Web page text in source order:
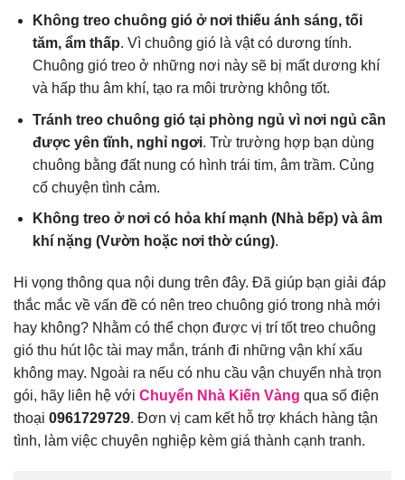
Không treo chuông gió ở nơi thiếu ánh sáng, tối
tăm, ẩm thấp. Vì chuông gió là vật có dương tính.
Chuông gió treo ở những nơi này sẽ bị mất dương khí
và hấp thu âm khí, tạo ra môi trường không tốt.
Tránh treo chuông gió tại phòng ngủ vì nơi ngủ cần
được yên tĩnh, nghỉ ngơi. Trừ trường hợp bạn dùng
chuông bằng đất nung có hình trái tim, âm trầm. Củng
cố chuyện tình cảm.
Không treo ở nơi có hỏa khí mạnh (Nhà bếp) và âm
khí nặng (Vườn hoặc nơi thờ cúng).
Hi vọng thông qua nội dung trên đây. Đã giúp bạn giải đáp
thắc mắc về vấn đề có nên treo chuông gió trong nhà mới
hay không? Nhằm có thể chọn được vị trí tốt treo chuông
gió thu hút lộc tài may mắn, tránh đi những vận khí xấu
không may. Ngoài ra nếu có nhu cầu vận chuyển nhà trọn
gói, hãy liên hệ với Chuyển Nhà Kiến Vàng qua số điện
thoại 0961729729. Đơn vị cam kết hỗ trợ khách hàng tận
tình, làm việc chuyên nghiệp kèm giá thành cạnh tranh.